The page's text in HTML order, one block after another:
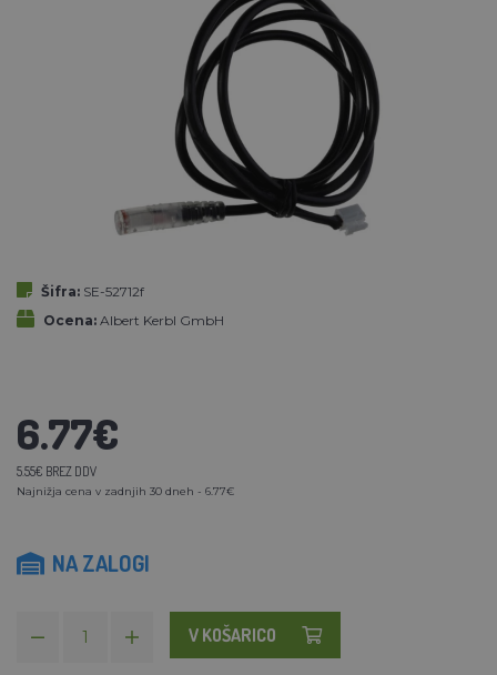
Šifra: SE-52712f
Ocena: Albert Kerbl GmbH
6.77€
5.55€ BREZ DDV
Najnižja cena v zadnjih 30 dneh - 6.77€
NA ZALOGI
V KOŠARICO